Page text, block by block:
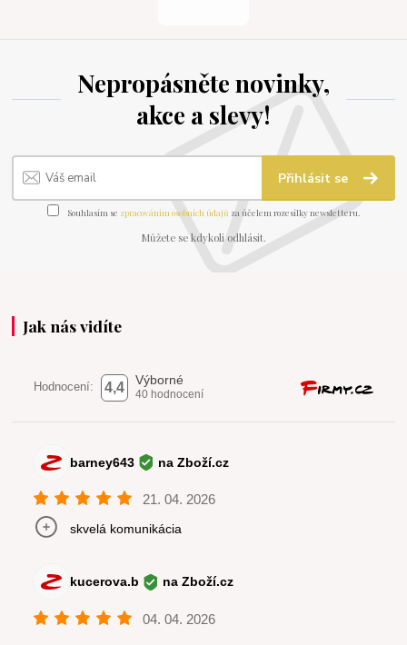
Nepropásněte novinky,
akce a slevy!
Přihlásit se
Souhlasím se zpracováním osobních údajů za účelem rozesílky newsletteru.
Můžete se kdykoli odhlásit.
Jak nás vidíte